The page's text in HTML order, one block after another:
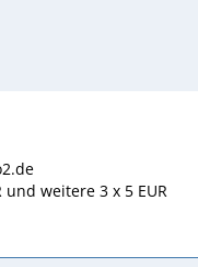
und weitere 3 x 5 EUR